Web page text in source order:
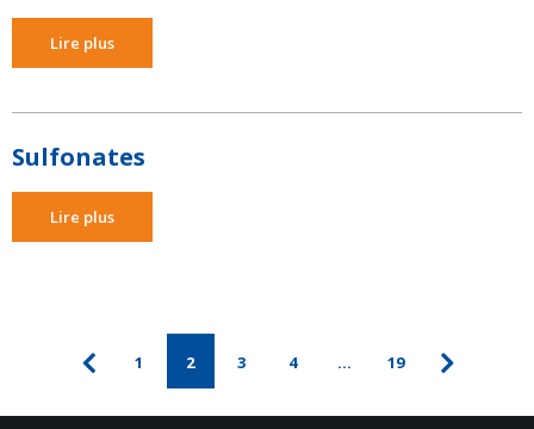
Lire plus
Sulfonates
Lire plus
1 2 3 4 … 19